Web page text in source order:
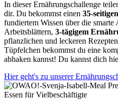
In dieser Ernährungschallenge
dir. Du bekommst einen 35-
fundiertem Wissen über die
Arbeitsblättern, 3-tägigem
pflanzlichen und leckeren
Tüpfelchen bekommst du eine
abhaken kannst! ⁣⁣⁣ Du kannst dich
Hier geht's zu unserer